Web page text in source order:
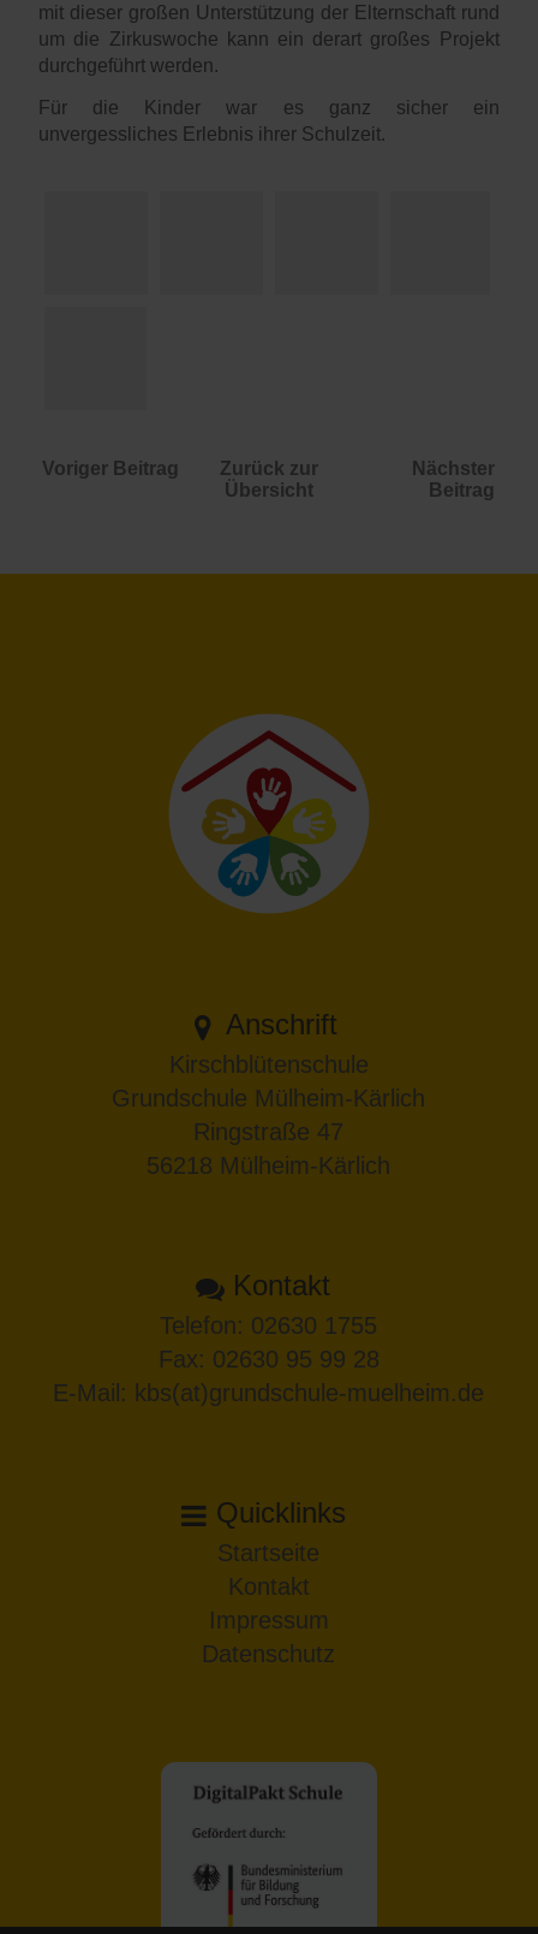
mit dieser großen Unterstützung der Elternschaft rund
um die Zirkuswoche kann ein derart großes Projekt
durchgeführt werden.
Für die Kinder war es ganz sicher ein
unvergessliches Erlebnis ihrer Schulzeit.
Voriger Beitrag
Zurück zur
Übersicht
Nächster
Beitrag
Anschrift
Kirschblütenschule
Grundschule Mülheim-Kärlich
Ringstraße 47
56218 Mülheim-Kärlich
Kontakt
Telefon: 02630 1755
Fax: 02630 95 99 28
E-Mail: kbs(at)grundschule-muelheim.de
Quicklinks
Startseite
Kontakt
Impressum
Datenschutz